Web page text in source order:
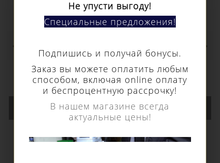
Не упусти выгоду!
Специальные предложения!
Подпишись и получай бонусы.
Заказ вы можете оплатить любым
способом, включая online оплату
и беспроцентную рассрочку!
В нашем магазине всегда
актуальные цены!
Кольцевое сверло Euroboor HSS длина 30
мм, Ø 78 HCS.780
15 600 р.
В КОРЗИНУ